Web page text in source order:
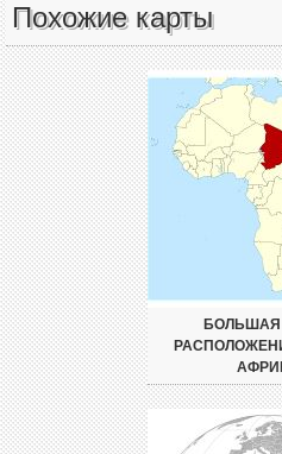
Похожие карты
БОЛЬШАЯ